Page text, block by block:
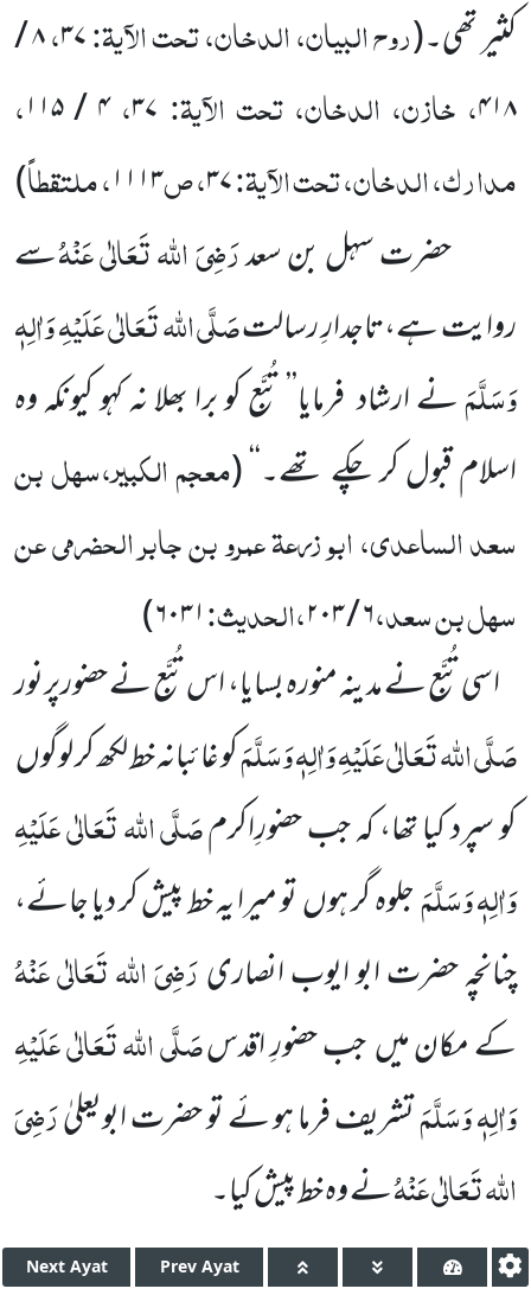
کثیر تھی۔(روح البیان، الدخان، تحت الآیۃ:۳۷،۸/
۴۱۸، خازن، الدخان، تحت الآیۃ: ۳۷،۴/۱۱۵،
مدارک، الدخان، تحت الآیۃ:۳۷، ص۱۱۱۳، ملتقطاً)
حضرت سہل بن سعدرَضِیَ اللہ تَعَالٰی عَنْہُسے
روایت ہے،تاجدارِ رسالتصَلَّی اللہ تَعَالٰی عَلَیْہِ وَاٰلِہٖ
وَسَلَّمَنےارشاد فرمایا’’ تُبَّع کو برا بھلا نہ کہو کیونکہ وہ
اسلام قبول کر چکے تھے۔‘‘(معجم الکبیر،سہل بن
سعد الساعدی، ابو زرعۃ عمرو بن جابر الحضرمی عن
سہل بن سعد،۶/۲۰۳،الحدیث:۶۰۳۱)
اسی تُبَّع نے مدینہ منورہ بسایا، اس تُبَّع نے حضورپرنور
صَلَّی اللہ تَعَالٰی عَلَیْہِ وَاٰلِہٖ وَسَلَّمَکو غائبانہ خط لکھ کر لوگوں
کوسپردکیا تھا، کہ جب حضورِاکرمصَلَّی اللہ تَعَالٰی عَلَیْہِ
وَاٰلِہٖ وَسَلَّمَجلوہگر ہوںتو میرا یہ خط پیش کر دیا جائے،
چنانچہحضرت ابوایوبانصاریرَضِیَ اللہ تَعَالٰی عَنْہُ
کے مکان میںجب حضورِ اقدسصَلَّی اللہ تَعَالٰی عَلَیْہِ
وَاٰلِہٖ وَسَلَّمَتشریففرما ہو ئے توحضرتابویعلیٰرَضِیَ
اللہ تَعَالٰی عَنْہُنے وہ خط پیش کیا۔
Next Ayat Prev Ayat